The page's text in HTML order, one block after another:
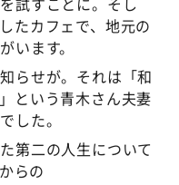
たカフェで、地元の
います。
らせが。それは「和
という青木さん夫妻
した。
第二の人生について
らの